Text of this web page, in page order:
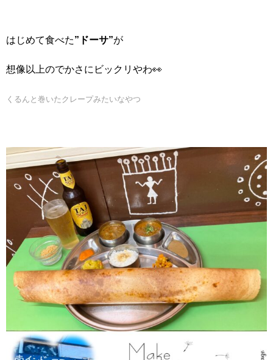
はじめて食べた”ドーサ”が
想像以上のでかさにビックリやわ👀
くるんと巻いたクレープみたいなやつ